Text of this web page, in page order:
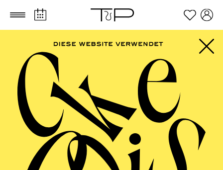
Zum Hauptinhalt springen Zum Footer springen
SCHAUSPIEL ESSEN